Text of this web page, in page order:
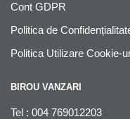
Cont GDPR
Politica de
Politica Utilizare Cookie-
BIROU VANZARI
Tel : 004 769012203